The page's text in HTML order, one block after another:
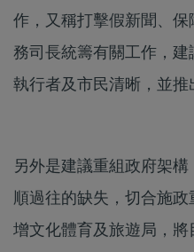
作，又稱打擊假新聞、
務司長統籌有關工作，
執行者及市民清晰，並推
另外是建議重組政府架
順過往的缺失，切合施
增文化體育及旅遊局，